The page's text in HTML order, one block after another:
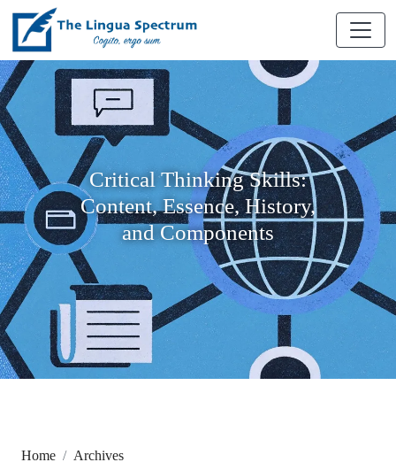
Critical Thinking Skills:
Content, Essence, History,
and Components
Home
Archives